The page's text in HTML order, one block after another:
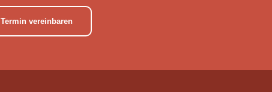
Termin vereinbaren